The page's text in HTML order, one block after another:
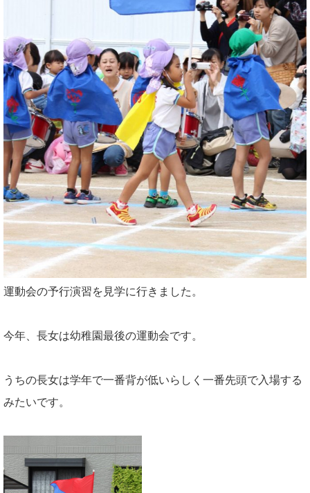
運動会の予行演習を見学に行きました。
今年、長女は幼稚園最後の運動会です。
うちの長女は学年で一番背が低いらしく一番先頭で入場する
みたいです。